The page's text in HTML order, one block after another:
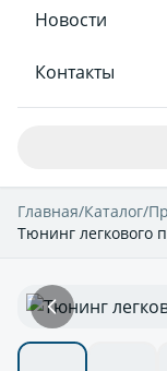
Новости
Контакты
Главная/Каталог/
Тюнинг легкового